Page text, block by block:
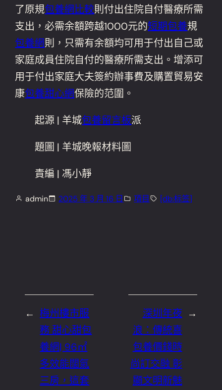
了原規包養網比較則付出住院自付醫療所需
支出，必需余額跨越1000元的短期包養規
包養網則，只需有余額均可用于付出自己或
家庭成員住院自付的醫療所需支出。增添可
用于付出家庭大夫簽約辦事費及購置貿易安
康包養甜心網保險的范圍。
起源 | 羊城包養留言板派
題圖 | 羊城晚報材料圖
責編 | 馮小靜
admin 2025 年 3 月 16 日 項目 [db:标签]
← 梅州樓市服
務 甜心甜包
養網| 96㎡
多效能闊氣
三房，這套
→
深圳年夜
浪：傳統喜
包養價錢時
尚訂交融 彰
顯文明新魅